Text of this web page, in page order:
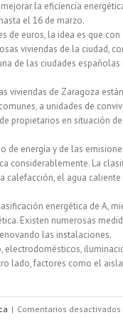
la eficiencia
el 16 de marzo.
de euros, la idea es que
viviendas de la ciudad,
de las ciudades
viviendas de Zaragoza
a unidades de
propietarios en situación
de energía y de las
considerablemente. La
el agua
energética de A,
Existen numerosas
las instalaciones.
electrodomésticos,
lado, factores como el
| Comentarios desactivados